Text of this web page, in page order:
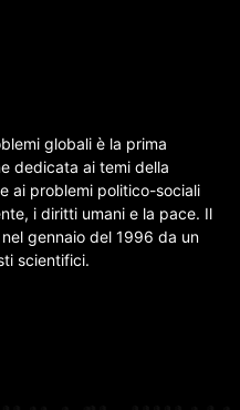
globali è la prima
dedicata ai temi della
ai problemi politico-sociali
i diritti umani e la pace. Il
gennaio del 1996 da un
scientifici.